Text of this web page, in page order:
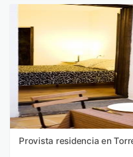
Provista residencia en